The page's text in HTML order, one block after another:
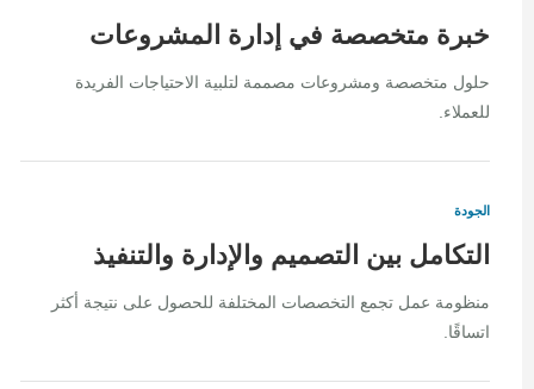
خبرة متخصصة في إدارة المشروعات
حلول متخصصة ومشروعات مصممة لتلبية الاحتياجات الفريدة
للعملاء.
الجودة
التكامل بين التصميم والإدارة والتنفيذ
منظومة عمل تجمع التخصصات المختلفة للحصول على نتيجة أكثر
اتساقًا.